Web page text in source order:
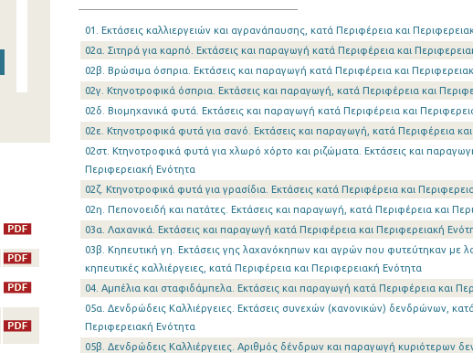
01. Εκτάσεις καλλιεργειών και αγρανάπαυσης, κατά Περιφέρεια και
02α. Σιτηρά για καρπό. Εκτάσεις και παραγωγή κατά Περιφέρεια και
02β. Βρώσιμα όσπρια. Εκτάσεις και παραγωγή κατά Περιφέρεια και
02γ. Κτηνοτροφικά όσπρια. Εκτάσεις και παραγωγή, κατά Περιφέρεια και
02δ. Βιομηχανικά φυτά. Εκτάσεις και παραγωγή κατά Περιφέρεια και
02ε. Κτηνοτροφικά φυτά για σανό. Εκτάσεις και παραγωγή, κατά Περιφέρεια
02στ. Κτηνοτροφικά φυτά για χλωρό χόρτο και ριζώματα. Εκτάσεις και
Περιφερειακή Ενότητα
02ζ. Κτηνοτροφικά φυτά για γρασίδια. Εκτάσεις κατά Περιφέρεια και
02η. Πεπονοειδή και πατάτες. Εκτάσεις και παραγωγή, κατά Περιφέρεια και
03α. Λαχανικά. Εκτάσεις και παραγωγή κατά Περιφέρεια και Περιφερειακή
03β. Κηπευτική γη. Εκτάσεις γης λαχανόκηπων και αγρών που φυτεύτηκαν με
κηπευτικές καλλιέργειες, κατά Περιφέρεια και Περιφερειακή Ενότητα
04. Αμπέλια και σταφιδάμπελα. Εκτάσεις και παραγωγή κατά Περιφέρεια και
05α. Δενδρώδεις Καλλιέργειες. Εκτάσεις συνεχών (κανονικών) δενδρώνων,
Περιφερειακή Ενότητα
05β. Δενδρώδεις Καλλιέργειες. Αριθμός δένδρων και παραγωγή κυριότερων